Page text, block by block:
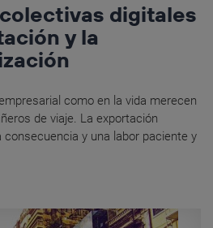
digitales
y la
como en la vida merecen
de viaje. La exportación
y una labor paciente y